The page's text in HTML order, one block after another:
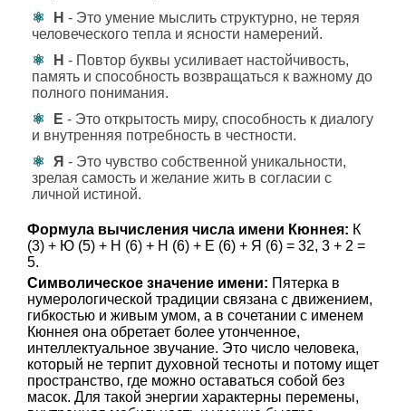
Н - Это умение мыслить структурно, не теряя
человеческого тепла и ясности намерений.
Н - Повтор буквы усиливает настойчивость,
память и способность возвращаться к важному до
полного понимания.
Е - Это открытость миру, способность к диалогу
и внутренняя потребность в честности.
Я - Это чувство собственной уникальности,
зрелая самость и желание жить в согласии с
личной истиной.
Формула вычисления числа имени Кюннея: К
(3) + Ю (5) + Н (6) + Н (6) + Е (6) + Я (6) = 32, 3 + 2 =
5.
Символическое значение имени: Пятерка в
нумерологической традиции связана с движением,
гибкостью и живым умом, а в сочетании с именем
Кюннея она обретает более утонченное,
интеллектуальное звучание. Это число человека,
который не терпит духовной тесноты и потому ищет
пространство, где можно оставаться собой без
масок. Для такой энергии характерны перемены,